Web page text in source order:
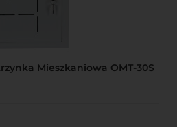
Mieszkaniowa OMT-30S